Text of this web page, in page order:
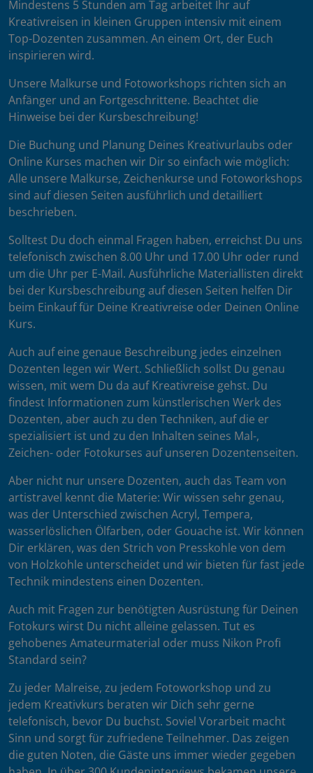
Mindestens 5 Stunden am Tag arbeitet Ihr auf
Kreativreisen in kleinen Gruppen intensiv mit einem
Top-Dozenten zusammen. An einem Ort, der Euch
inspirieren wird.
Unsere Malkurse und Fotoworkshops richten sich an
Anfänger und an Fortgeschrittene. Beachtet die
Hinweise bei der Kursbeschreibung!
Die Buchung und Planung Deines Kreativurlaubs oder
Online Kurses machen wir Dir so einfach wie möglich:
Alle unsere Malkurse, Zeichenkurse und Fotoworkshops
sind auf diesen Seiten ausführlich und detailliert
beschrieben.
Solltest Du doch einmal Fragen haben, erreichst Du uns
telefonisch zwischen 8.00 Uhr und 17.00 Uhr oder rund
um die Uhr per E-Mail. Ausführliche Materiallisten direkt
bei der Kursbeschreibung auf diesen Seiten helfen Dir
beim Einkauf für Deine Kreativreise oder Deinen Online
Kurs.
Auch auf eine genaue Beschreibung jedes einzelnen
Dozenten legen wir Wert. Schließlich sollst Du genau
wissen, mit wem Du da auf Kreativreise gehst. Du
findest Informationen zum künstlerischen Werk des
Dozenten, aber auch zu den Techniken, auf die er
spezialisiert ist und zu den Inhalten seines Mal-,
Zeichen- oder Fotokurses auf unseren Dozentenseiten.
Aber nicht nur unsere Dozenten, auch das Team von
artistravel kennt die Materie: Wir wissen sehr genau,
was der Unterschied zwischen Acryl, Tempera,
wasserlöslichen Ölfarben, oder Gouache ist. Wir können
Dir erklären, was den Strich von Presskohle von dem
von Holzkohle unterscheidet und wir bieten für fast jede
Technik mindestens einen Dozenten.
Auch mit Fragen zur benötigten Ausrüstung für Deinen
Fotokurs wirst Du nicht alleine gelassen. Tut es
gehobenes Amateurmaterial oder muss Nikon Profi
Standard sein?
Zu jeder Malreise, zu jedem Fotoworkshop und zu
jedem Kreativkurs beraten wir Dich sehr gerne
telefonisch, bevor Du buchst. Soviel Vorarbeit macht
Sinn und sorgt für zufriedene Teilnehmer. Das zeigen
die guten Noten, die Gäste uns immer wieder gegeben